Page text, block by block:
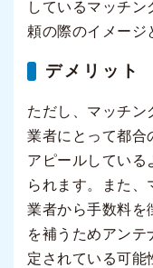
しているマッチ
頼の際のイメージ
デメリット
ただし、マッチン
業者にとって都合
アピールしている
られます。また、
業者から手数料を
を補うためアンテ
定されている可能